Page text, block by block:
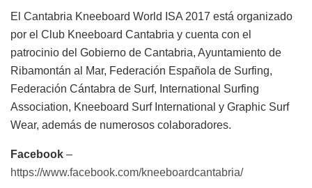
El Cantabria Kneeboard World ISA 2017 está organizado
por el Club Kneeboard Cantabria y cuenta con el
patrocinio del Gobierno de Cantabria, Ayuntamiento de
Ribamontán al Mar, Federación Española de Surfing,
Federación Cántabra de Surf, International Surfing
Association, Kneeboard Surf International y Graphic Surf
Wear, además de numerosos colaboradores.
Facebook –
https://www.facebook.com/kneeboardcantabria/